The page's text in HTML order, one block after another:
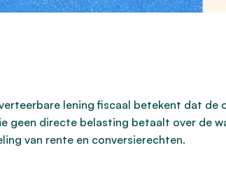
lening fiscaal betekent dat
geen directe belasting betaalt over de
van rente en conversierechten.